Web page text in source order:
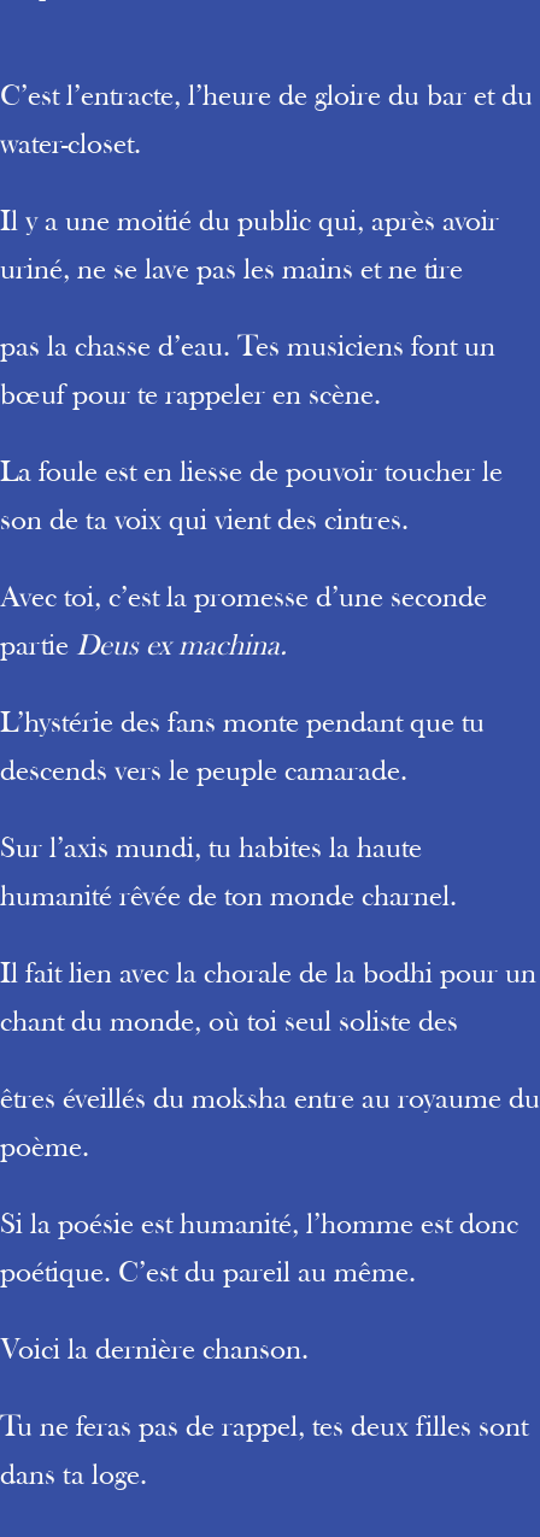
C’est l’entracte, l’heure de gloire du bar et du
water-closet.
Il y a une moitié du public qui, après avoir
uriné, ne se lave pas les mains et ne tire
pas la chasse d’eau. Tes musiciens font un
bœuf pour te rappeler en scène.
La foule est en liesse de pouvoir toucher le
son de ta voix qui vient des cintres.
Avec toi, c’est la promesse d’une seconde
partie Deus ex machina.
L’hystérie des fans monte pendant que tu
descends vers le peuple camarade.
Sur l’axis mundi, tu habites la haute
humanité rêvée de ton monde charnel.
Il fait lien avec la chorale de la bodhi pour un
chant du monde, où toi seul soliste des
êtres éveillés du moksha entre au royaume du
poème.
Si la poésie est humanité, l’homme est donc
poétique. C’est du pareil au même.
Voici la dernière chanson.
Tu ne feras pas de rappel, tes deux filles sont
dans ta loge.